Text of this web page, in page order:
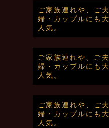
ご家族連れや、ご夫
婦・カップルにも大
人気。
ご家族連れや、ご夫
婦・カップルにも大
人気。
ご家族連れや、ご夫
婦・カップルにも大
人気。